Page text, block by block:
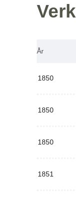
År
1850
1850
1850
1851